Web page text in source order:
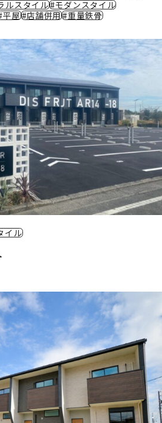
ルスタイル#モダンスタイル
平屋#店舗併用#重量鉄骨
イル